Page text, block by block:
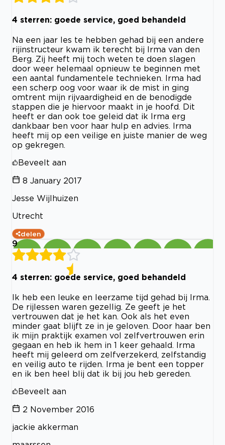
4 sterren: goede service, goed behandeld
Na een jaar les te hebben gehad bij een andere
rijinstructeur kwam ik terecht bij Irma van den
Berg. Zij heeft mij toch weten te doen slagen
door weer helemaal opnieuw te beginnen met
een aantal fundamentele technieken. Irma had
een scherp oog voor waar ik de mist in ging
omtrent mijn rijvaardigheid en de benodigde
stappen die je hiervoor maakt in je hoofd. Dit
heeft er dan ook toe geleid dat ik Irma erg
dankbaar ben voor haar hulp en advies. Irma
heeft mij op een veilige en juiste manier de weg
op gekregen.
Beveelt aan
8 January 2017
Jesse Wijlhuizen
Utrecht
delen
9
4 sterren: goede service, goed behandeld
Ik heb een leuke en leerzame tijd gehad bij Irma.
De rijlessen waren gezellig. Ze geeft je het
vertrouwen dat je het kan. Ook als het even
minder gaat blijft ze in je geloven. Door haar ben
ik mijn praktijk examen vol zelfvertrouwen erin
gegaan en heb ik hem in 1 keer gehaald. Irma
heeft mij geleerd om zelfverzekerd, zelfstandig
en veilig auto te rijden. Irma je bent een topper
en ik ben heel blij dat ik bij jou heb gereden.
Beveelt aan
2 November 2016
jackie akkerman